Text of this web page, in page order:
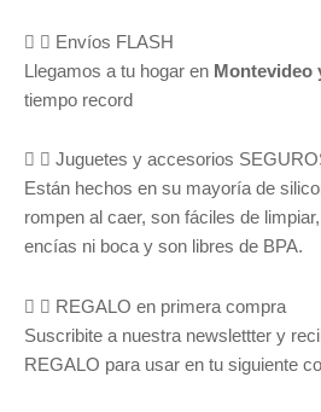
Envíos FLASH
Llegamos a tu hogar en Montevideo
tiempo record
Juguetes y accesorios
Están hechos en su mayoría de
rompen al caer, son fáciles de
encías ni boca y son libres de BPA.
REGALO en primera compra
Suscribite a nuestra newslettter y
REGALO para usar en tu siguiente